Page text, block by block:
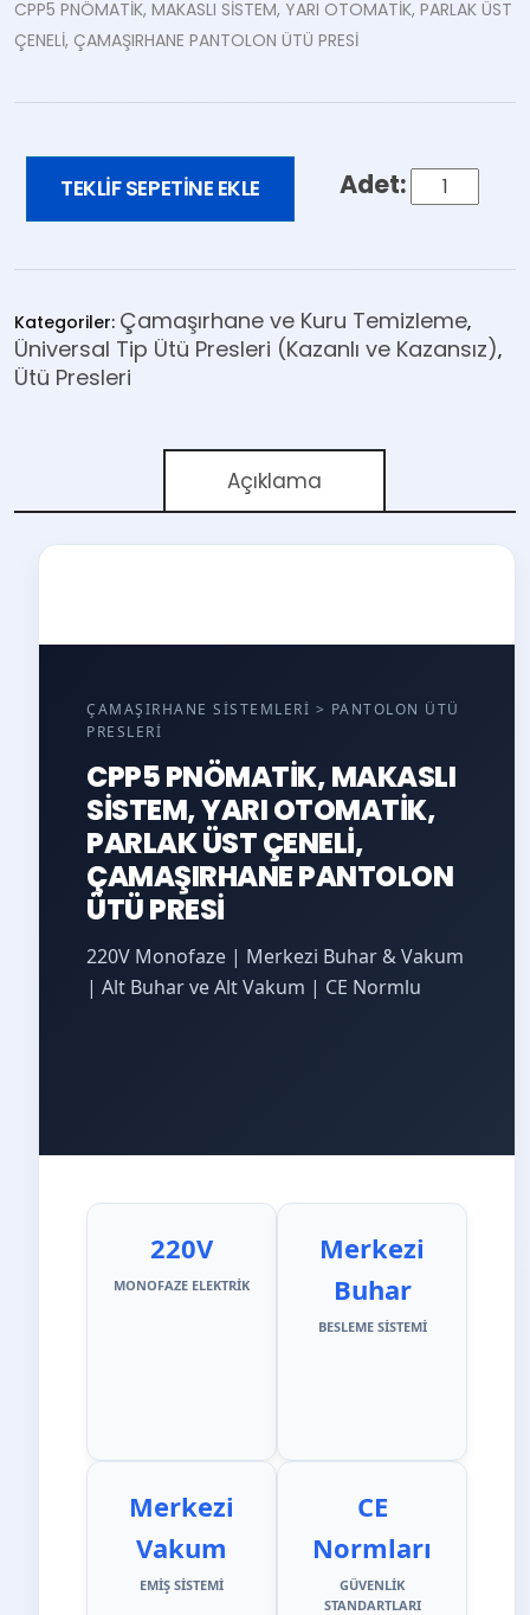
CPP5 PNÖMATİK, MAKASLI SİSTEM, YARI OTOMATİK, PARLAK ÜST
ÇENELİ, ÇAMAŞIRHANE PANTOLON ÜTÜ PRESİ
TEKLIF SEPETINE EKLE
Kategoriler: Çamaşırhane ve Kuru Temizleme,
Üniversal Tip Ütü Presleri (Kazanlı ve Kazansız),
Ütü Presleri
Açıklama
ÇAMAŞIRHANE SISTEMLERI > PANTOLON ÜTÜ
PRESLERI
CPP5 PNÖMATİK, MAKASLI
SİSTEM, YARI OTOMATİK,
PARLAK ÜST ÇENELİ,
ÇAMAŞIRHANE PANTOLON
ÜTÜ PRESİ
220V Monofaze | Merkezi Buhar & Vakum
| Alt Buhar ve Alt Vakum | CE Normlu
220V
MONOFAZE ELEKTRIK
Merkezi
Buhar
BESLEME SISTEMI
Merkezi
Vakum
EMIŞ SISTEMI
CE
Normları
GÜVENLIK
STANDARTLARI